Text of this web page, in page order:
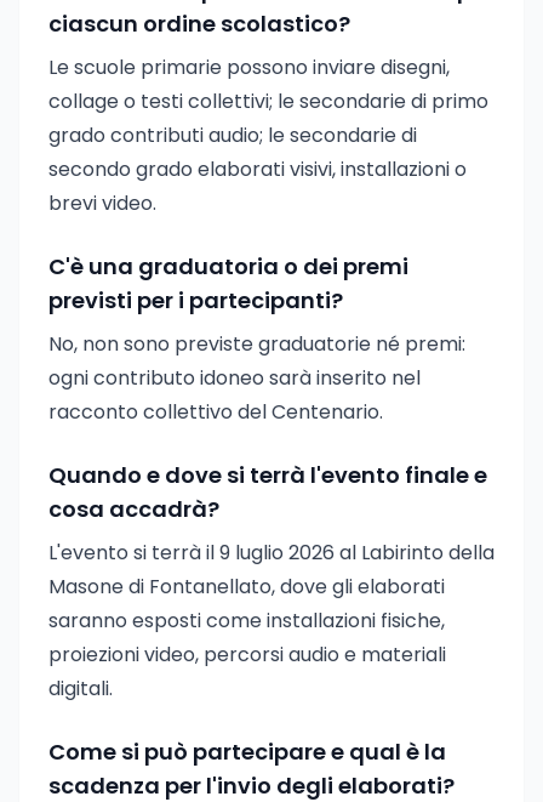
ciascun ordine scolastico?
Le scuole primarie possono inviare disegni,
collage o testi collettivi; le secondarie di primo
grado contributi audio; le secondarie di
secondo grado elaborati visivi, installazioni o
brevi video.
C'è una graduatoria o dei premi
previsti per i partecipanti?
No, non sono previste graduatorie né premi:
ogni contributo idoneo sarà inserito nel
racconto collettivo del Centenario.
Quando e dove si terrà l'evento finale e
cosa accadrà?
L'evento si terrà il 9 luglio 2026 al Labirinto della
Masone di Fontanellato, dove gli elaborati
saranno esposti come installazioni fisiche,
proiezioni video, percorsi audio e materiali
digitali.
Come si può partecipare e qual è la
scadenza per l'invio degli elaborati?